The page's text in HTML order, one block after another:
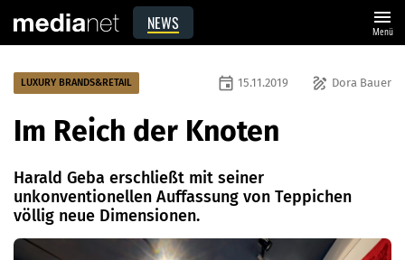
NEWS menu
Menü
LUXURY BRANDS&RETAIL draw Dora Bauer
event 15.11.2019
Im Reich der Knoten
Harald Geba erschließt mit seiner
unkonventionellen Auffassung von Teppichen
völlig neue Dimensionen.